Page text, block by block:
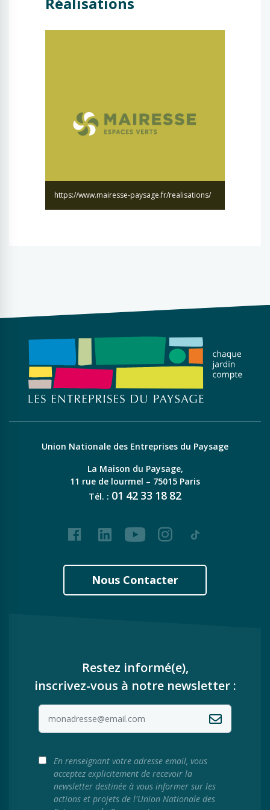
https://www.mairesse-paysage.fr/realisations/
Union Nationale des Entreprises du Paysage
La Maison du Paysage,
11 rue de lourmel – 75015 Paris
Tél. : 01 42 33 18 82
FacebookLinkedInYoutubeInstagram
Tiktok
Nous Contacter
Restez informé(e),
inscrivez-vous à notre newsletter :
En renseignant votre adresse email, vous
acceptez explicitement de recevoir la
newsletter destinée à vous informer sur les
actions et projets de l'Union Nationale des